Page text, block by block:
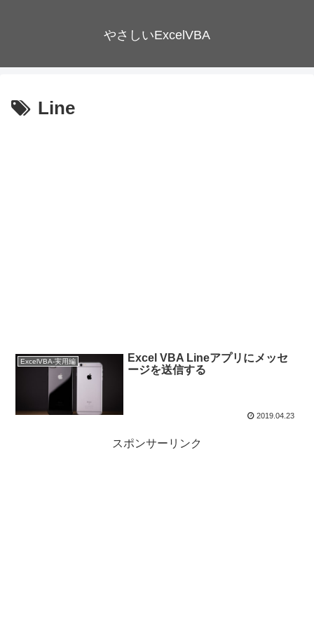
やさしいExcelVBA
Line
ExcelVBA-実用編
Excel VBA Lineアプリにメッセ
ージを送信する
2019.04.23
スポンサーリンク